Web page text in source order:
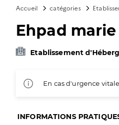
Accueil catégories
Ehpad
Etablissement
En cas d'urgence
INFORMATIONS